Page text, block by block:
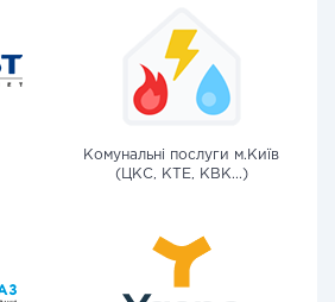
Комунальні послуги м.Київ
(ЦКС, КТЕ, КВК...)